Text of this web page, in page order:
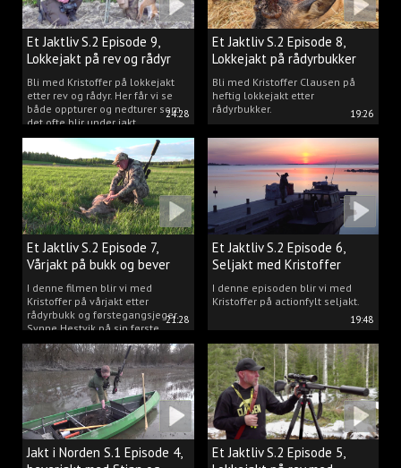
24:28
Et Jaktliv S.2 Episode 9,
Lokkejakt på rev og rådyr
med Kristoffer Clausen
Bli med Kristoffer på lokkejakt
etter rev og rådyr. Her får vi se
både oppturer og nedturer som
det ofte blir under jakt.
19:26
Et Jaktliv S.2 Episode 8,
Lokkejakt på rådyrbukker
2023 nr. 1
Bli med Kristoffer Clausen på
heftig lokkejakt etter
rådyrbukker.
21:28
Et Jaktliv S.2 Episode 7,
Vårjakt på bukk og bever
I denne filmen blir vi med
Kristoffer på vårjakt etter
rådyrbukk og førstegangsjeger
Synne Hestvik på sin første
beverjakt.
19:48
Et Jaktliv S.2 Episode 6,
Seljakt med Kristoffer
Clausen
I denne episoden blir vi med
Kristoffer på actionfylt seljakt.
Jakt i Norden S.1 Episode 4,
Et Jaktliv S.2 Episode 5,